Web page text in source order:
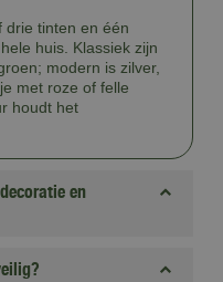
drie tinten en één
huis. Klassiek zijn
modern is zilver,
met roze of felle
houdt het
en